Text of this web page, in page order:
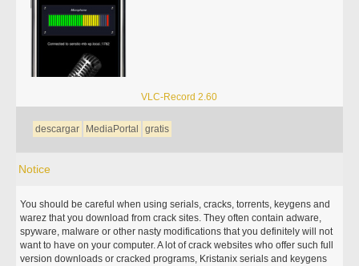
VLC-Record 2.60
descargar MediaPortal gratis
Notice
You should be careful when using serials, cracks, torrents, keygens and
warez that you download from crack sites. They often contain adware,
spyware, malware or other nasty modifications that you definitely will not
want to have on your computer. A lot of crack websites who offer such full
version downloads or cracked programs, Kristanix serials and keygens